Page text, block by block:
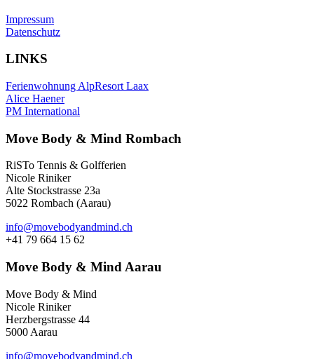
Impressum
Datenschutz
LINKS
Ferienwohnung AlpResort Laax
Alice Haener
PM International
Move Body & Mind Rombach
RiSTo Tennis & Golfferien
Nicole Riniker
Alte Stockstrasse 23a
5022 Rombach (Aarau)
info@movebodyandmind.ch
+41 79 664 15 62
Move Body & Mind Aarau
Move Body & Mind
Nicole Riniker
Herzbergstrasse 44
5000 Aarau
info@movebodyandmind.ch